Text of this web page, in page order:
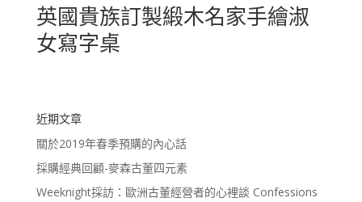
英國貴族訂製緞木名家手繪淑
女寫字桌
近期文章
關於2019年春季預購的內心話
採購經典回顧-麥森古董四元素
Weeknight採訪：歐洲古董經營者的心裡談 Confessions